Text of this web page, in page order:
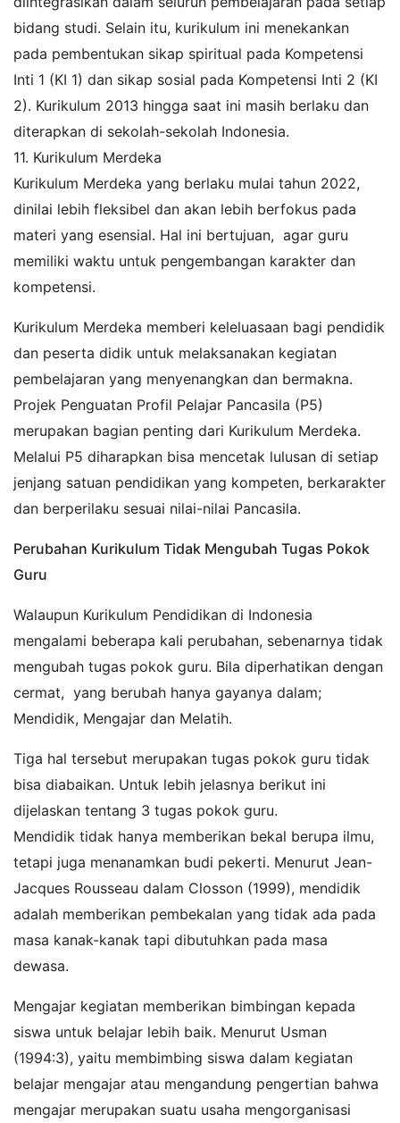
bidang studi. Selain itu, kurikulum ini menekankan
pada pembentukan sikap spiritual pada Kompetensi
Inti 1 (KI 1) dan sikap sosial pada Kompetensi Inti 2 (KI
2). Kurikulum 2013 hingga saat ini masih berlaku dan
diterapkan di sekolah-sekolah Indonesia.
11. Kurikulum Merdeka
Kurikulum Merdeka yang berlaku mulai tahun 2022,
dinilai lebih fleksibel dan akan lebih berfokus pada
materi yang esensial. Hal ini bertujuan, agar guru
memiliki waktu untuk pengembangan karakter dan
kompetensi.
Kurikulum Merdeka memberi keleluasaan bagi pendidik
dan peserta didik untuk melaksanakan kegiatan
pembelajaran yang menyenangkan dan bermakna.
Projek Penguatan Profil Pelajar Pancasila (P5)
merupakan bagian penting dari Kurikulum Merdeka.
Melalui P5 diharapkan bisa mencetak lulusan di setiap
jenjang satuan pendidikan yang kompeten, berkarakter
dan berperilaku sesuai nilai-nilai Pancasila.
Perubahan Kurikulum Tidak Mengubah Tugas Pokok
Guru
Walaupun Kurikulum Pendidikan di Indonesia
mengalami beberapa kali perubahan, sebenarnya tidak
mengubah tugas pokok guru. Bila diperhatikan dengan
cermat, yang berubah hanya gayanya dalam;
Mendidik, Mengajar dan Melatih.
Tiga hal tersebut merupakan tugas pokok guru tidak
bisa diabaikan. Untuk lebih jelasnya berikut ini
dijelaskan tentang 3 tugas pokok guru.
Mendidik tidak hanya memberikan bekal berupa ilmu,
tetapi juga menanamkan budi pekerti. Menurut Jean-
Jacques Rousseau dalam Closson (1999), mendidik
adalah memberikan pembekalan yang tidak ada pada
masa kanak-kanak tapi dibutuhkan pada masa
dewasa.
Mengajar kegiatan memberikan bimbingan kepada
siswa untuk belajar lebih baik. Menurut Usman
(1994:3), yaitu membimbing siswa dalam kegiatan
belajar mengajar atau mengandung pengertian bahwa
mengajar merupakan suatu usaha mengorganisasi